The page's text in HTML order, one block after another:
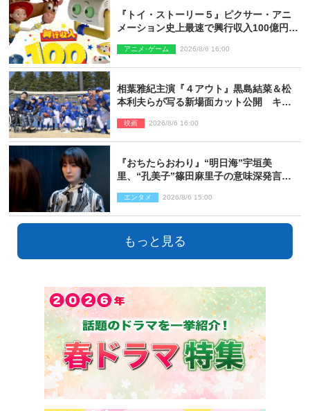
『トイ・ストーリー５』ピクサー・アニ
メーション史上最速で興行収入100億円突
アニメ･ゲーム 2026/8/6 16:00
相葉雅紀主演『４アウト』黒島結菜＆松
本利夫らが写る新場面カット公開 キャ
映画 2026/8/6 16:00
『おちたらおわり』“明日海”宇垣美
里、“孔美子”篠田麻里子の意味深発言に
開」
エンタメ 2026/8/6 15:00
もっと見る